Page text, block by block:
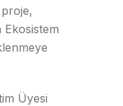
proje,
Ekosistem
Üyesi